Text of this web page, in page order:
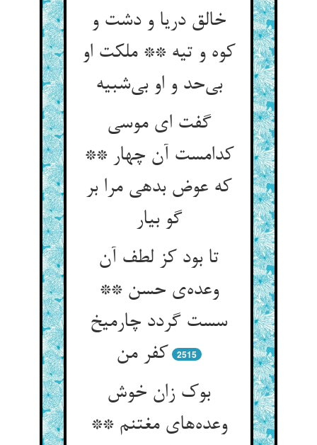
خالق دریا و دشت و
کوه و تیه ** ملکت او
بی‌حد و او بی‌شبیه
گفت ای موسی
کدامست آن چهار **
که عوض بدهی مرا بر
گو بیار
تا بود کز لطف آن
وعده‌ی حسن **
سست گردد چارمیخ
کفر من
2515
بوک زان خوش
وعده‌های مغتنم **